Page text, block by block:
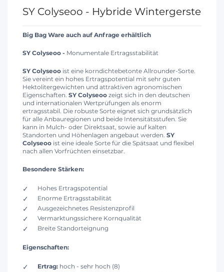
SY Colyseoo - Hybride Wintergerste
Big Bag Ware auch auf Anfrage erhältlich
SY Colyseoo - Monumentale Ertragsstabilität
SY Colyseoo ist eine korndichtebetonte Allrounder-Sorte.
Sie vereint ein hohes Ertragspotential mit sehr guten
Hektolitergewichten und attraktiven agronomischen
Eigenschaften. SY Colyseoo zeigt sich in den deutschen
und internationalen Wertprüfungen als enorm
ertragsstabil. Die robuste Sorte eignet sich grundsätzlich
für alle Anbauregionen und beide Intensitätsstufen. Sie
kann in Mulch- oder Direktsaat, sowie auf kalten
Standorten und Höhenlagen angebaut werden. SY
Colyseoo ist eine ideale Sorte für die Spätsaat und flexibel
nach allen Vorfrüchten einsetzbar.
Besondere Stärken:
Hohes Ertragspotential
Enorme Ertragsstabilität
Ausgezeichnetes Resistenzprofil
Vermarktungssichere Kornqualität
Breite Standorteignung
Eigenschaften:
Ertrag: hoch - sehr hoch (8)